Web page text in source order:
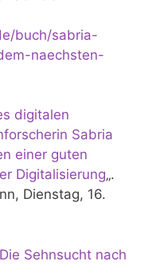
buch/sabria-
naechsten-
digitalen
Sabria
einer guten
Digitalisierung„.
Dienstag, 16.
Sehnsucht nach